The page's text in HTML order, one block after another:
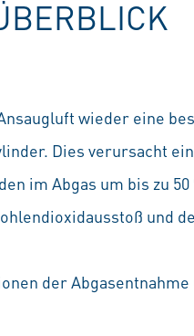
wieder eine
Dies verursacht
im Abgas um bis zu
und
der